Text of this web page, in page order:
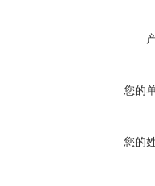
您的
您的